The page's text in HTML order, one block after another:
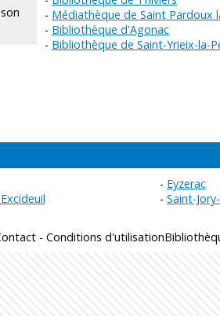
Médiathèque de Saint Pardoux
Bibliothèque d'Agonac
Bibliothèque de Saint-Yrieix-la-
Eyzerac
Saint-
- Conditions d'utilisation